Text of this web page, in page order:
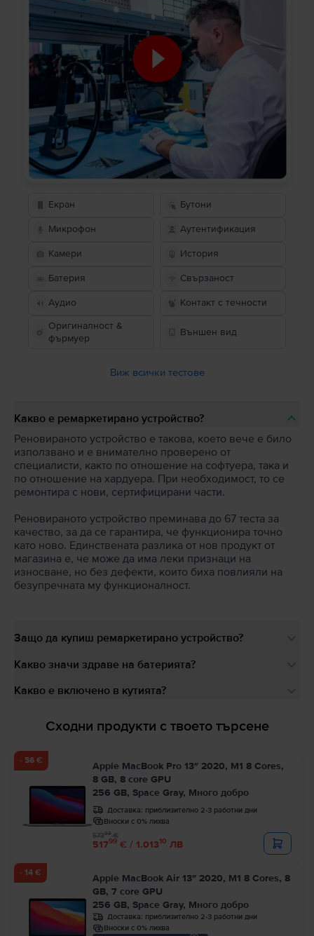
Екран Бутони
Микрофон Аутентификация
Камери История
Батерия Свързаност
Аудио
Контакт с течности
Оригиналност &
фърмуер
Външен вид
Виж всички тестове
Какво е ремаркетирано устройство?
Реновираното устройство е такова, което вече е било
използвано и е внимателно проверено от
специалисти, както по отношение на софтуера, така и
по отношение на хардуера. При необходимост, то се
ремонтира с нови, сертифицирани части.
Реновираното устройство преминава до 67 теста за
качество, за да се гарантира, че функционира точно
като ново. Единствената разлика от нов продукт от
магазина е, че може да има леки признаци на
износване, но без дефекти, които биха повлияли на
безупречната му функционалност.
Защо да купиш ремаркетирано устройство?
Какво значи здраве на батерията?
Какво е включено в кутията?
Сходни продукти с твоето търсене
- 56 €
Apple MacBook Pro 13″ 2020, M1 8 Cores,
8 GB, 8 core GPU
256 GB, Space Gray, Много добро
Доставка: приблизително 2-3 работни дни
Вноски с 0% лихва
51799 € / 1.01310 ЛВ
57399€
- 14 €
Apple MacBook Air 13″ 2020, M1 8 Cores, 8
GB, 7 core GPU
256 GB, Space Gray, Много добро
Доставка: приблизително 2-3 работни дни
Вноски с 0% лихва